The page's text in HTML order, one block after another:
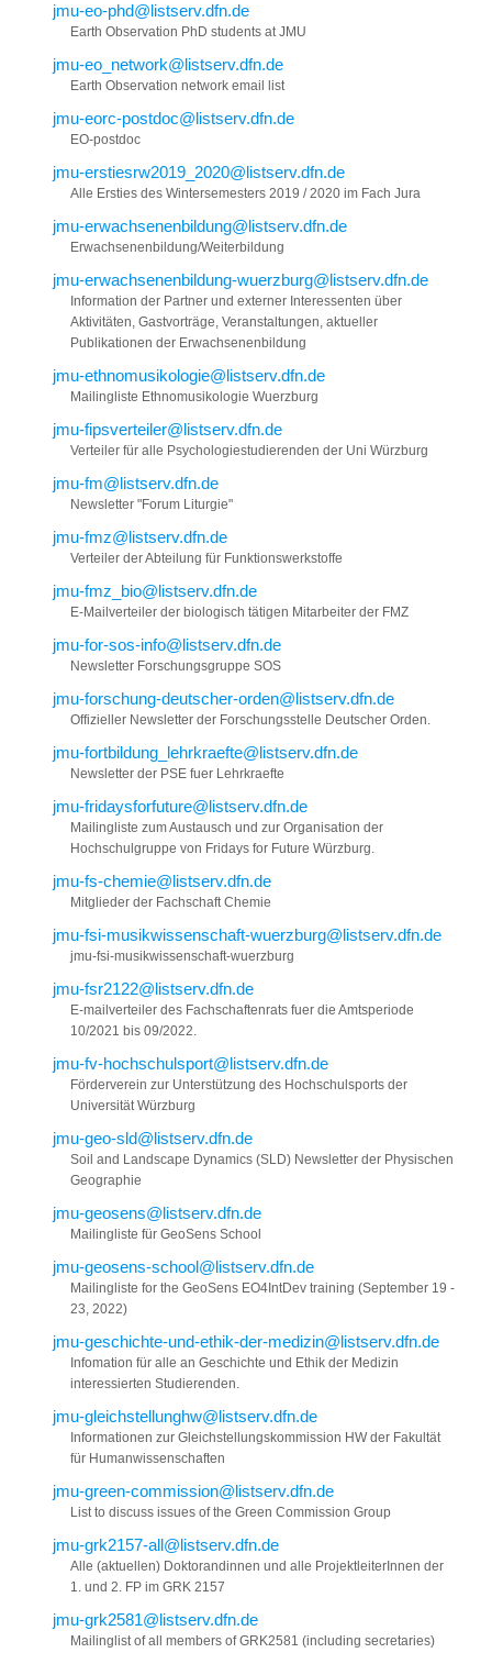
jmu-eo-phd@listserv.dfn.de
Earth Observation PhD students at JMU
jmu-eo_network@listserv.dfn.de
Earth Observation network email list
jmu-eorc-postdoc@listserv.dfn.de
EO-postdoc
jmu-erstiesrw2019_2020@listserv.dfn.de
Alle Ersties des Wintersemesters 2019 / 2020 im Fach Jura
jmu-erwachsenenbildung@listserv.dfn.de
Erwachsenenbildung/Weiterbildung
jmu-erwachsenenbildung-wuerzburg@listserv.dfn.de
Information der Partner und externer Interessenten über
Aktivitäten, Gastvorträge, Veranstaltungen, aktueller
Publikationen der Erwachsenenbildung
jmu-ethnomusikologie@listserv.dfn.de
Mailingliste Ethnomusikologie Wuerzburg
jmu-fipsverteiler@listserv.dfn.de
Verteiler für alle Psychologiestudierenden der Uni Würzburg
jmu-fm@listserv.dfn.de
Newsletter "Forum Liturgie"
jmu-fmz@listserv.dfn.de
Verteiler der Abteilung für Funktionswerkstoffe
jmu-fmz_bio@listserv.dfn.de
E-Mailverteiler der biologisch tätigen Mitarbeiter der FMZ
jmu-for-sos-info@listserv.dfn.de
Newsletter Forschungsgruppe SOS
jmu-forschung-deutscher-orden@listserv.dfn.de
Offizieller Newsletter der Forschungsstelle Deutscher Orden.
jmu-fortbildung_lehrkraefte@listserv.dfn.de
Newsletter der PSE fuer Lehrkraefte
jmu-fridaysforfuture@listserv.dfn.de
Mailingliste zum Austausch und zur Organisation der
Hochschulgruppe von Fridays for Future Würzburg.
jmu-fs-chemie@listserv.dfn.de
Mitglieder der Fachschaft Chemie
jmu-fsi-musikwissenschaft-wuerzburg@listserv.dfn.de
jmu-fsi-musikwissenschaft-wuerzburg
jmu-fsr2122@listserv.dfn.de
E-mailverteiler des Fachschaftenrats fuer die Amtsperiode
10/2021 bis 09/2022.
jmu-fv-hochschulsport@listserv.dfn.de
Förderverein zur Unterstützung des Hochschulsports der
Universität Würzburg
jmu-geo-sld@listserv.dfn.de
Soil and Landscape Dynamics (SLD) Newsletter der Physischen
Geographie
jmu-geosens@listserv.dfn.de
Mailingliste für GeoSens School
jmu-geosens-school@listserv.dfn.de
Mailingliste for the GeoSens EO4IntDev training (September 19 -
23, 2022)
jmu-geschichte-und-ethik-der-medizin@listserv.dfn.de
Infomation für alle an Geschichte und Ethik der Medizin
interessierten Studierenden.
jmu-gleichstellunghw@listserv.dfn.de
Informationen zur Gleichstellungskommission HW der Fakultät
für Humanwissenschaften
jmu-green-commission@listserv.dfn.de
List to discuss issues of the Green Commission Group
jmu-grk2157-all@listserv.dfn.de
Alle (aktuellen) Doktorandinnen und alle ProjektleiterInnen der
1. und 2. FP im GRK 2157
jmu-grk2581@listserv.dfn.de
Mailinglist of all members of GRK2581 (including secretaries)